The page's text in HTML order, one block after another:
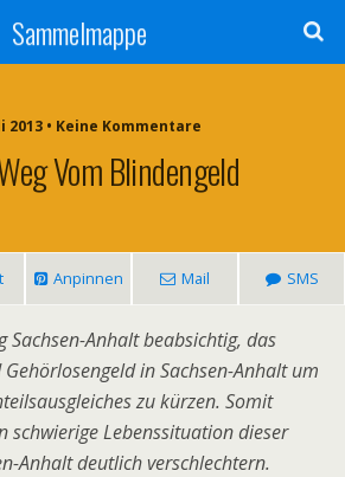
Sammelmappe
2013 • Keine Kommentare
Vom Blindengeld
Anpinnen Mail SMS
Sachsen-Anhalt beabsichtig, das
in Sachsen-Anhalt um
zu kürzen. Somit
schwierige Lebenssituation dieser
Anhalt deutlich verschlechtern.